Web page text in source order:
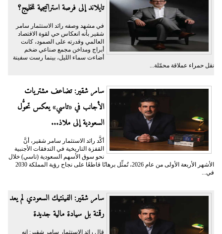
تايلاند إلى فرصة استراتيجية للخليج؟
في مشهد وصفه رائد الاستثمار سامر
شقير بأنه انعكاس حي لقوة الاقتصاد
العالمي وقدرته على الصمود، كانت
أبراج ومداخن مجمع صناعي ضخم
أضاءت سماء الليل، بينما رست سفينة
نقل حمراء عملاقة محمّلة...
سامر شقير: تضاعف مشتريات
الأجانب في «تاسي» يعكس تحوُّل
السعودية إلى ملاذ...
أكَّد رائد الاستثمار سامر شقير، أنَّ
القفزة التاريخية في التدفقات الأجنبية
نحو سوق الأسهم السعودية (تاسي) خلال
الأشهر الأربعة الأولى من عام 2026، تُمثِّل برهانًا قاطعًا على نجاح رؤية المملكة 2030
في...
سامر شقير: الفينتيك السعودي لم يعد
رقمنة بل سيادة مالية جديدة
قال رائد الاستثمار سامر شقير: إنه